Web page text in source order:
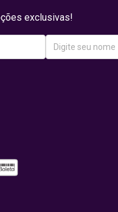
exclusivas!